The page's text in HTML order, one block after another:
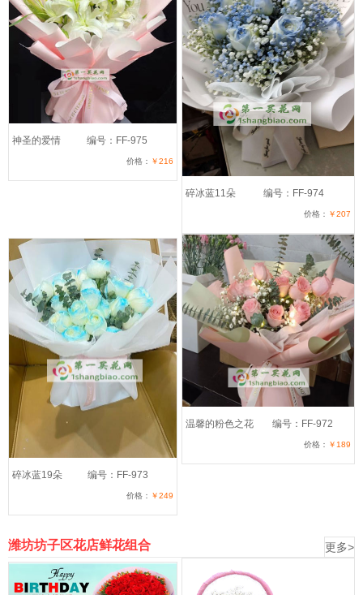
神圣的爱情 编号：FF-975
价格： ￥216
碎冰蓝11朵 编号：FF-974
价格： ￥207
碎冰蓝19朵 编号：FF-973
价格： ￥249
温馨的粉色之花 编号：FF-972
价格： ￥189
潍坊坊子区花店鲜花组合 更多>